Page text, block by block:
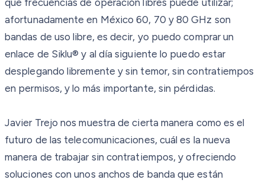
que frecuencias de operación libres puede utilizar;
afortunadamente en México 60, 70 y 80 GHz son
bandas de uso libre, es decir, yo puedo comprar un
enlace de Siklu® y al día siguiente lo puedo estar
desplegando libremente y sin temor, sin contratiempos
en permisos, y lo más importante, sin pérdidas.
Javier Trejo nos muestra de cierta manera como es el
futuro de las telecomunicaciones, cuál es la nueva
manera de trabajar sin contratiempos, y ofreciendo
soluciones con unos anchos de banda que están